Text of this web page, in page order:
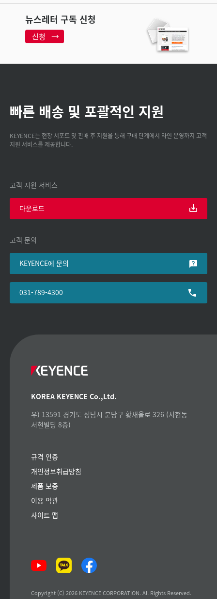
뉴스레터 구독 신청
신청
빠른 배송 및 포괄적인 지원
KEYENCE는 현장 서포트 및 판매 후 지원을 통해 구매 단계에서 라인 운영까지 고객
지원 서비스를 제공합니다.
고객 지원 서비스
다운로드
고객 문의
KEYENCE에 문의
031-789-4300
KOREA KEYENCE Co.,Ltd.
우) 13591 경기도 성남시 분당구 황새울로 326 (서현동
서현빌딩 8층)
규격 인증
개인정보취급방침
제품 보증
이용 약관
사이트 맵
Copyright (C) 2026 KEYENCE CORPORATION. All Rights Reserved.